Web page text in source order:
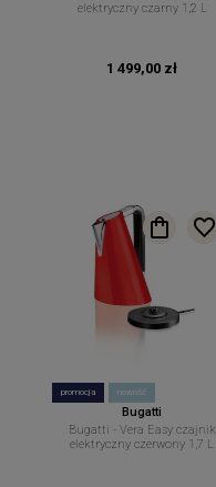
elektryczny czarny 1,2 L
1 499,00 zł
promocja nowość
Bugatti
Bugatti - Vera Easy czajnik
elektryczny czerwony 1,7 L